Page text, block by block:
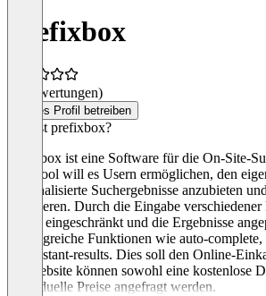
Prefixbox
(0 Bewertungen)
Dieses Profil betreiben
Was ist prefixbox?
prefixbox ist eine Software für die On-Site-
Das Tool will es Usern ermöglichen, den
personalisierte Suchergebnisse anzubieten
optimieren. Durch die Eingabe
Suche eingeschränkt und die Ergebnisse
umfangreiche Funktionen wie auto-
und instant-results. Dies soll den Online-
die Website können sowohl eine kostenlose
individuelle Preise angefragt werden.